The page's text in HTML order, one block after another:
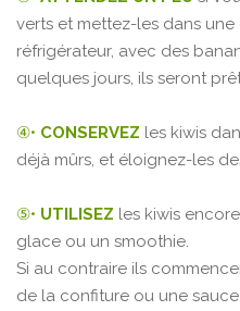
verts et mettez-les dans
réfrigérateur, avec des
quelques jours, ils seront
④• CONSERVEZ les kiwis
déjà mûrs, et éloignez-les
⑤• UTILISEZ les kiwis
glace ou un smoothie.
Si au contraire ils
de la confiture ou une